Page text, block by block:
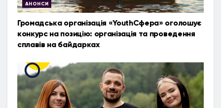
АНОНСИ
Громадська організація «YouthСфера» оголошує
конкурс на позицію: організація та проведення
сплавів на байдарках